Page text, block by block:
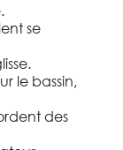
se
le bassin,
des